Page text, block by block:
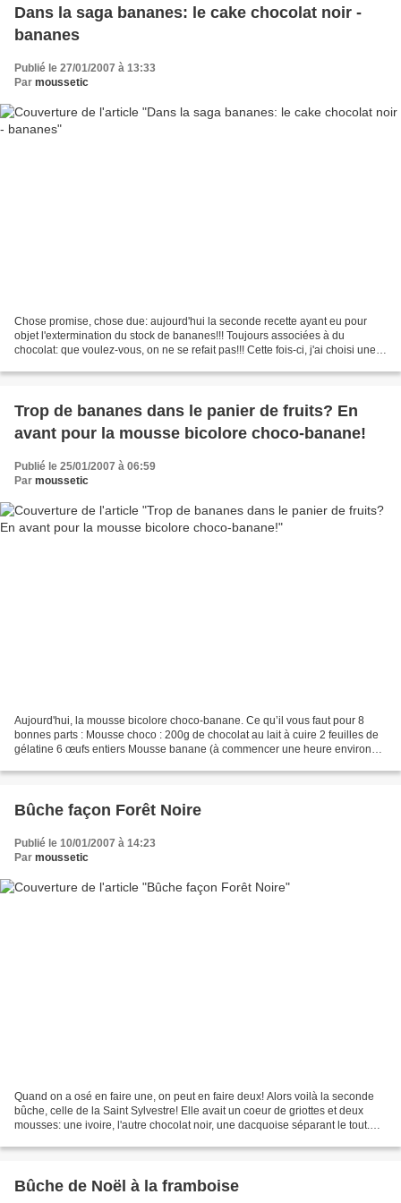
Dans la saga bananes: le cake chocolat noir -
bananes
Publié le 27/01/2007 à 13:33
Par moussetic
Chose promise, chose due: aujourd'hui la seconde recette ayant eu pour
objet l'extermination du stock de bananes!!! Toujours associées à du
chocolat: que voulez-vous, on ne se refait pas!!! Cette fois-ci, j'ai choisi une
Trop de bananes dans le panier de fruits? En
avant pour la mousse bicolore choco-banane!
Publié le 25/01/2007 à 06:59
Par moussetic
Aujourd'hui, la mousse bicolore choco-banane. Ce qu’il vous faut pour 8
bonnes parts : Mousse choco : 200g de chocolat au lait à cuire 2 feuilles de
gélatine 6 œufs entiers Mousse banane (à commencer une heure environ
Bûche façon Forêt Noire
Publié le 10/01/2007 à 14:23
Par moussetic
Quand on a osé en faire une, on peut en faire deux! Alors voilà la seconde
bûche, celle de la Saint Sylvestre! Elle avait un coeur de griottes et deux
mousses: une ivoire, l'autre chocolat noir, une dacquoise séparant le tout.
Bûche de Noël à la framboise